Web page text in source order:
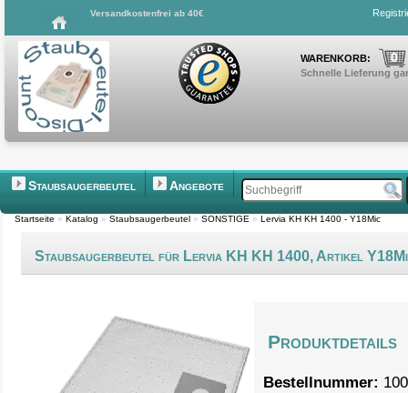
Versandkostenfrei ab 40€
WARENKORB: 0
Schnelle Lieferung
Staubsaugerbeutel Angebote
Startseite » Katalog » Staubsaugerbeutel » SONSTIGE » Lervia KH KH 1400 - Y18Mic
Staubsaugerbeutel für Lervia KH KH 1400, Artikel
Produktdetails
Bestellnummer: